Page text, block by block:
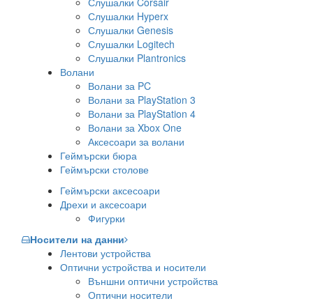
Слушалки Hyperx
Слушалки Genesis
Слушалки Logitech
Слушалки Plantronics
Волани
Волани за PC
Волани за PlayStation 3
Волани за PlayStation 4
Волани за Xbox One
Аксесоари за волани
Геймърски бюра
Геймърски столове
Геймърски аксесоари
Дрехи и аксесоари
Фигурки
Носители на данни
Лентови устройства
Оптични устройства и носители
Външни оптични устройства
Оптични носители